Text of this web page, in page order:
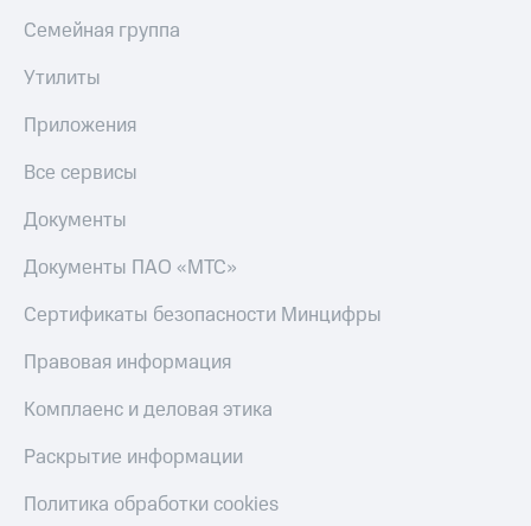
Настройки
автоплатежа
другого
интернета
ТВ
Переводы
телефона
Оплата
по QR-
коду
Семейная группа
Утилиты
Приложения
Все сервисы
Документы
Документы ПАО «МТС»
Сертификаты безопасности Минцифры
Правовая информация
Комплаенс и деловая этика
Раскрытие информации
Политика обработки cookies